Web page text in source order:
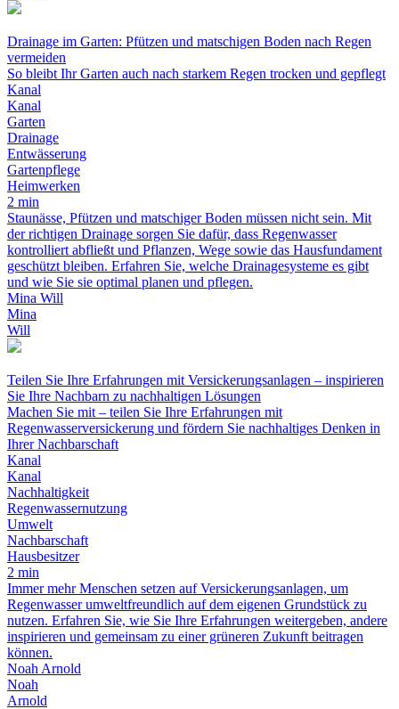
Drainage im Garten: Pfützen und matschigen Boden nach Regen
vermeiden
So bleibt Ihr Garten auch nach starkem Regen trocken und gepflegt
Kanal
Kanal
Garten
Drainage
Entwässerung
Gartenpflege
Heimwerken
2 min
Staunässe, Pfützen und matschiger Boden müssen nicht sein. Mit
der richtigen Drainage sorgen Sie dafür, dass Regenwasser
kontrolliert abfließt und Pflanzen, Wege sowie das Hausfundament
geschützt bleiben. Erfahren Sie, welche Drainagesysteme es gibt
und wie Sie sie optimal planen und pflegen.
Mina Will
Mina
Will
Teilen Sie Ihre Erfahrungen mit Versickerungsanlagen – inspirieren
Sie Ihre Nachbarn zu nachhaltigen Lösungen
Machen Sie mit – teilen Sie Ihre Erfahrungen mit
Regenwasserversickerung und fördern Sie nachhaltiges Denken in
Ihrer Nachbarschaft
Kanal
Kanal
Nachhaltigkeit
Regenwassernutzung
Umwelt
Nachbarschaft
Hausbesitzer
2 min
Immer mehr Menschen setzen auf Versickerungsanlagen, um
Regenwasser umweltfreundlich auf dem eigenen Grundstück zu
nutzen. Erfahren Sie, wie Sie Ihre Erfahrungen weitergeben, andere
inspirieren und gemeinsam zu einer grüneren Zukunft beitragen
können.
Noah Arnold
Noah
Arnold